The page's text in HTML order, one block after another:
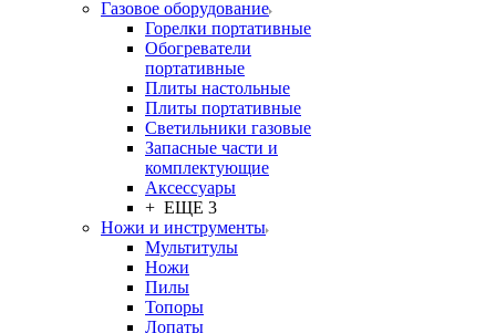
Газовое оборудование
Горелки портативные
Обогреватели
портативные
Плиты настольные
Плиты портативные
Светильники газовые
Запасные части и
комплектующие
Аксессуары
+ ЕЩЕ 3
Ножи и инструменты
Мультитулы
Ножи
Пилы
Топоры
Лопаты